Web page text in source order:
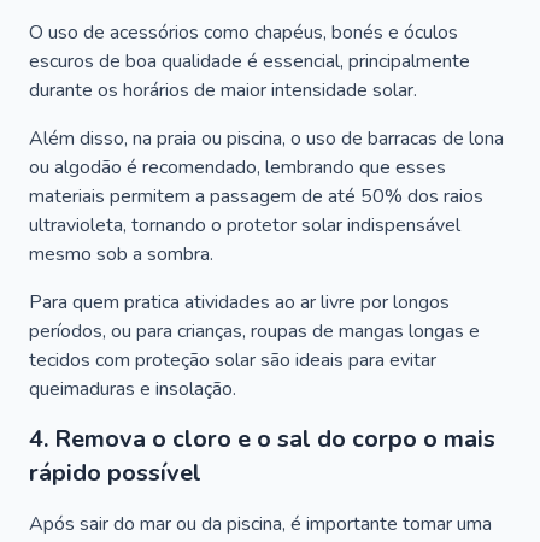
O uso de acessórios como chapéus, bonés e óculos
escuros de boa qualidade é essencial, principalmente
durante os horários de maior intensidade solar.
Além disso, na praia ou piscina, o uso de barracas de lona
ou algodão é recomendado, lembrando que esses
materiais permitem a passagem de até 50% dos raios
ultravioleta, tornando o protetor solar indispensável
mesmo sob a sombra.
Para quem pratica atividades ao ar livre por longos
períodos, ou para crianças, roupas de mangas longas e
tecidos com proteção solar são ideais para evitar
queimaduras e insolação.
4. Remova o cloro e o sal do corpo o mais
rápido possível
Após sair do mar ou da piscina, é importante tomar uma